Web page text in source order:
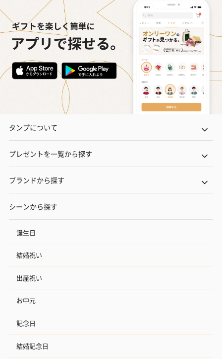
タンプについて
プレゼントを一覧から探す
ブランドから探す
シーンから探す
誕生日
結婚祝い
出産祝い
お中元
記念日
結婚記念日